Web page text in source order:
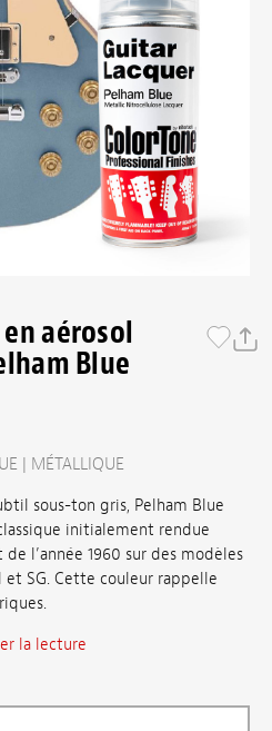
aérosol
Blue
| MÉTALLIQUE
sous-ton gris, Pelham Blue
initialement rendue
l’année 1960 sur des modèles
et SG. Cette couleur rappelle
la lecture